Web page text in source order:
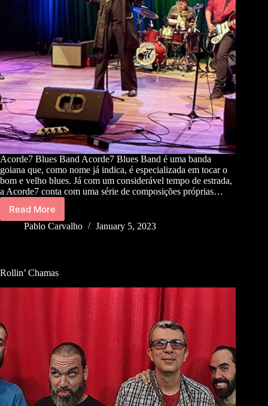
Acorde7 Blues Band Acorde7 Blues Band é uma banda
goiana que, como nome já indica, é especializada em tocar o
bom e velho blues. Já com um considerável tempo de estrada,
a Acorde7 conta com uma série de composições próprias…
Read More
Pablo Carvalho January 5, 2023
Rollin’ Chamas